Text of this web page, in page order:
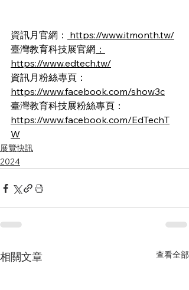
資訊月官網： https://www.itmonth.tw/
臺灣教育科技展官網 ：
https://www.edtech.tw/
資訊月粉絲專頁：
https://www.facebook.com/show3c
臺灣教育科技展粉絲專頁：
https://www.facebook.com/EdTechT
W
展覽快訊
2024
相關文章 查看全部